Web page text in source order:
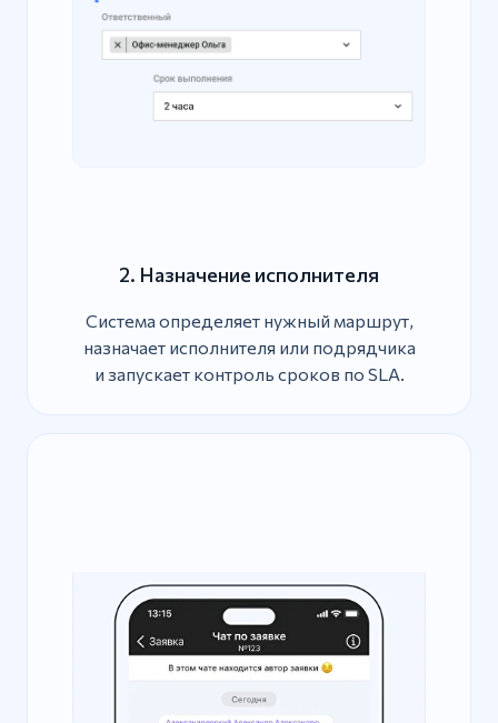
2. Назначение исполнителя
Система определяет нужный маршрут,
назначает исполнителя или подрядчика
и запускает контроль сроков по SLA.